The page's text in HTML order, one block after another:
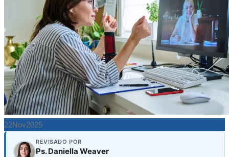
22Nov2025
REVISADO POR
Ps. Daniella Weaver